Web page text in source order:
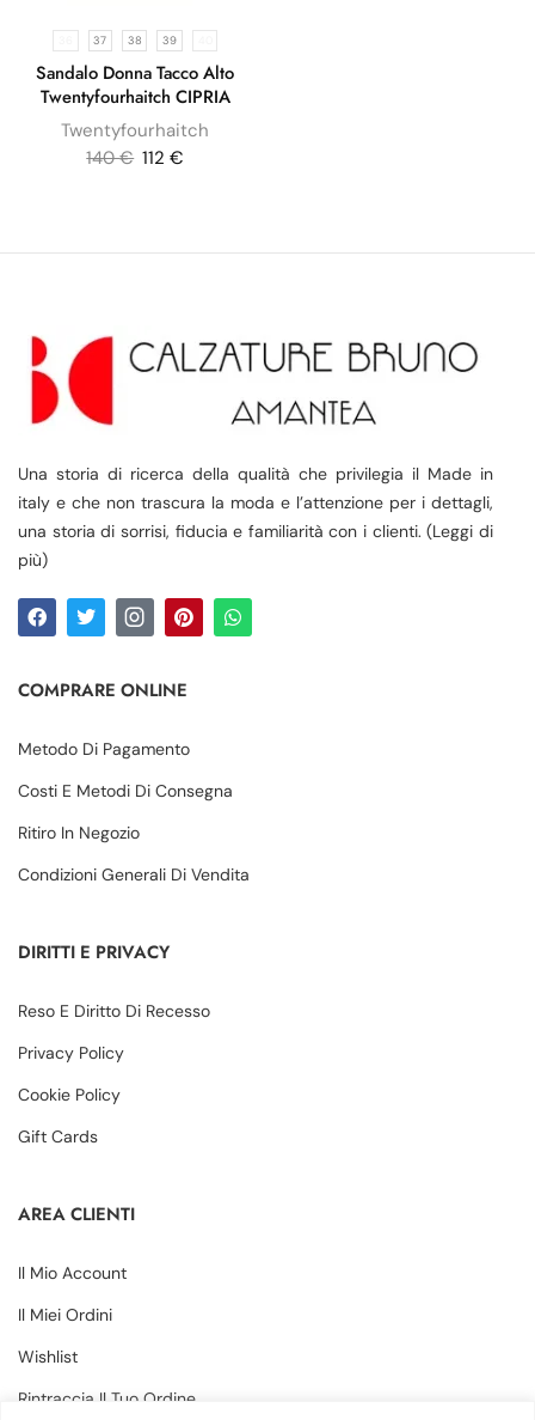
37 38 39
Sandalo Donna Tacco Alto
Twentyfourhaitch CIPRIA
Twentyfourhaitch
140€ 112€
Una storia di ricerca della qualità che privilegia il Made in
italy e che non trascura la moda e l’attenzione per i dettagli,
una storia di sorrisi, fiducia e familiarità con i clienti. (Leggi di
più)
COMPRARE ONLINE
Metodo Di Pagamento
Costi E Metodi Di Consegna
Ritiro In Negozio
Condizioni Generali Di Vendita
DIRITTI E PRIVACY
Reso E Diritto Di Recesso
Privacy Policy
Cookie Policy
Gift Cards
AREA CLIENTI
Il Mio Account
Il Miei Ordini
Wishlist
Rintraccia Il Tuo Ordine